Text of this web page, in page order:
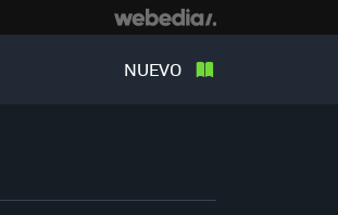
NUEVO